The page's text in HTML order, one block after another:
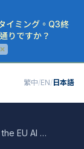
イミング。Q3終
りですか？
繁中/EN/ 日本語
インサイト：Navigating the EU AI Act: impl